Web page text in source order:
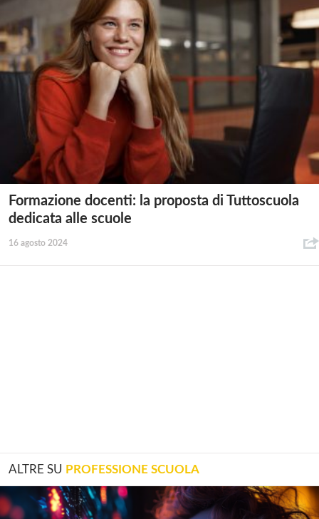
Formazione docenti: la proposta di Tuttoscuola
dedicata alle scuole
16 agosto 2024
ALTRE SU PROFESSIONE SCUOLA